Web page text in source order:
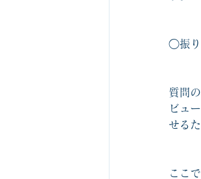
◯振り
質問
ビュ
せる
ここ